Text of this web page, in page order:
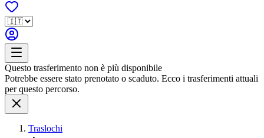
Questo trasferimento non è più disponibile
Potrebbe essere stato prenotato o scaduto. Ecco i trasferimenti attuali
per questo percorso.
Traslochi